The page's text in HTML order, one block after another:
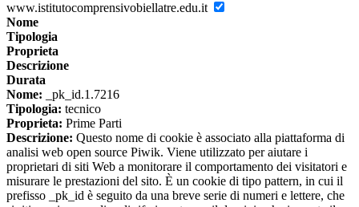
www.istitutocomprensivobiellatre.edu.it
Nome
Tipologia
Proprieta
Descrizione
Durata
Nome: _pk_id.1.7216
Tipologia: tecnico
Proprieta: Prime Parti
Descrizione: Questo nome di cookie è associato alla piattaforma di
analisi web open source Piwik. Viene utilizzato per aiutare i
proprietari di siti Web a monitorare il comportamento dei visitatori e
misurare le prestazioni del sito. È un cookie di tipo pattern, in cui il
prefisso _pk_id è seguito da una breve serie di numeri e lettere, che